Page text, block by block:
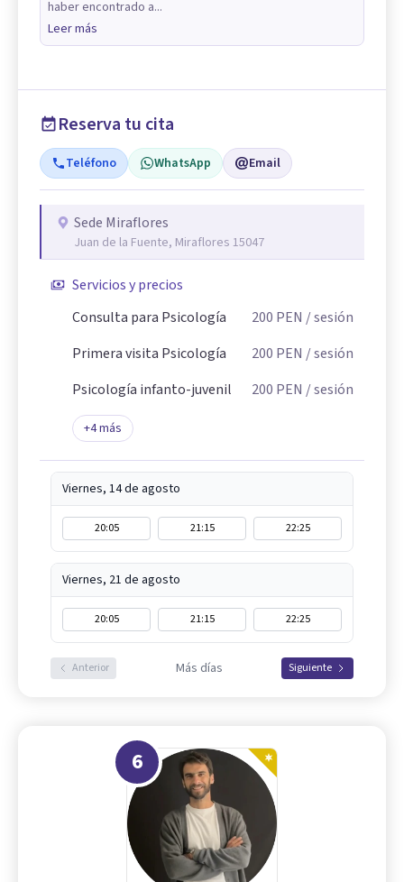
haber encontrado a...
Leer más
Reserva tu cita
Teléfono WhatsApp Email
Sede Miraflores
Juan de la Fuente, Miraflores 15047
Servicios y precios
Consulta para Psicología
200 PEN / sesión
Primera visita Psicología
200 PEN / sesión
Psicología infanto-juvenil
200 PEN / sesión
+4más
Viernes, 14 de agosto
20:05 21:15 22:25
Viernes, 21 de agosto
20:05 21:15 22:25
Anterior Más días Siguiente
6